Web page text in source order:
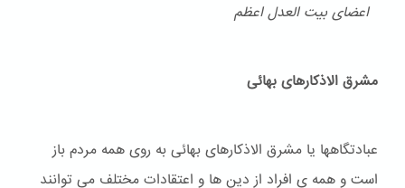
اعضای بیت العدل اعظم
مشرق الاذکارهای بهائی
عبادتگاهها یا مشرق الاذکارهای بهائی به روی همه مردم باز
است و همه ی افراد از دین ها و اعتقادات مختلف می توانند